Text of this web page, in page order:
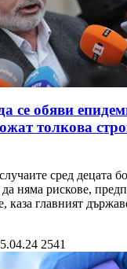
се обяви
толкова
сред децата
няма рискове,
каза главният
2541